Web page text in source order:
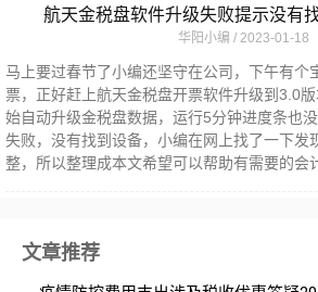
航天金税盘软件升级失败提示没有
华阳小编 2023-01-18
马上要过春节了小编还坚守在公司，下午有个
票，正好赶上航天金税盘开票软件升级到3.0
始自动升级金税盘数据，运行5分钟进度条也
失败，没有找到设备，小编在网上找了一下发
整，所以整理成本文希望可以帮助有需要的会
文章推荐